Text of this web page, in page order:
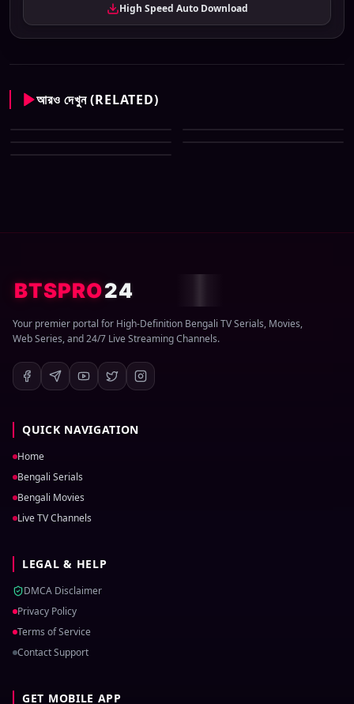
High Speed Auto Download
আরও দেখুন (RELATED)
Enter 10 Bangla All Serial
Download 07 August 2026 Zip
Download 06 August 2026 Zip
Enter 10 Bangla All Serial
Download 05 August 2026 Zip
BTSPRO24
Your premier portal for High-Definition Bengali TV Serials, Movies,
Web Series, and 24/7 Live Streaming Channels.
QUICK NAVIGATION
Home
Bengali Serials
Bengali Movies
Live TV Channels
LEGAL & HELP
DMCA Disclaimer
Privacy Policy
Terms of Service
Contact Support
GET MOBILE APP